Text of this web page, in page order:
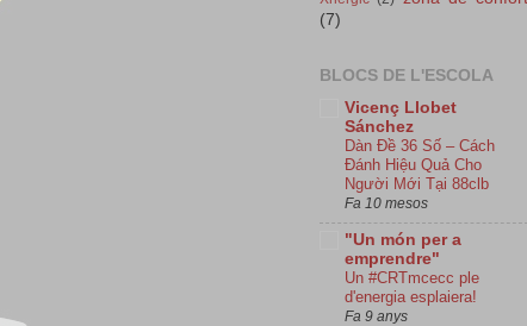
(7)
BLOCS DE L'ESCOLA
Vicenç Llobet
Sánchez
Dàn Đề 36 Số – Cách
Đánh Hiệu Quả Cho
Người Mới Tại 88clb
Fa 10 mesos
"Un món per a
emprendre"
Un #CRTmcecc ple
d'energia esplaiera!
Fa 9 anys